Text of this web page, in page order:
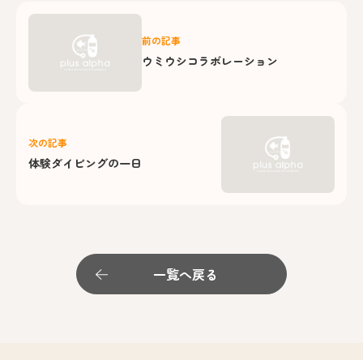
前の記事
ウミウシコラボレーション
次の記事
体験ダイビングの一日
一覧へ戻る